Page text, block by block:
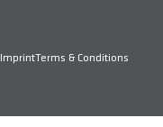
ImprintTerms & Conditions